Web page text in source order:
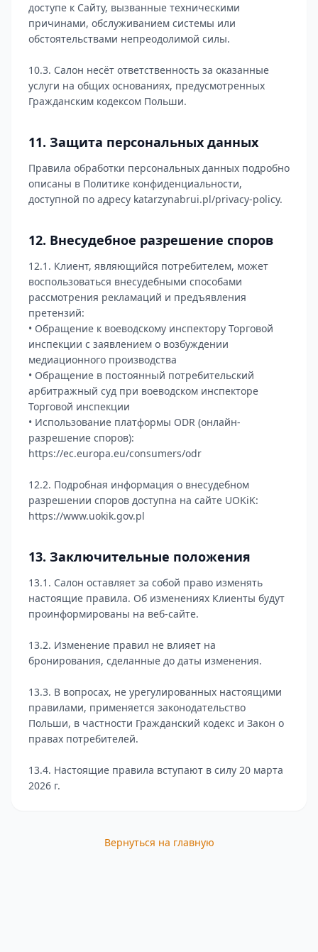
доступе к Сайту, вызванные техническими
причинами, обслуживанием системы или
обстоятельствами непреодолимой силы.
10.3. Салон несёт ответственность за оказанные
услуги на общих основаниях, предусмотренных
Гражданским кодексом Польши.
11. Защита персональных данных
Правила обработки персональных данных подробно
описаны в Политике конфиденциальности,
доступной по адресу katarzynabrui.pl/privacy-policy.
12. Внесудебное разрешение споров
12.1. Клиент, являющийся потребителем, может
воспользоваться внесудебными способами
рассмотрения рекламаций и предъявления
претензий:
• Обращение к воеводскому инспектору Торговой
инспекции с заявлением о возбуждении
медиационного производства
• Обращение в постоянный потребительский
арбитражный суд при воеводском инспекторе
Торговой инспекции
• Использование платформы ODR (онлайн-
разрешение споров):
https://ec.europa.eu/consumers/odr
12.2. Подробная информация о внесудебном
разрешении споров доступна на сайте UOKiK:
https://www.uokik.gov.pl
13. Заключительные положения
13.1. Салон оставляет за собой право изменять
настоящие правила. Об изменениях Клиенты будут
проинформированы на веб-сайте.
13.2. Изменение правил не влияет на
бронирования, сделанные до даты изменения.
13.3. В вопросах, не урегулированных настоящими
правилами, применяется законодательство
Польши, в частности Гражданский кодекс и Закон о
правах потребителей.
13.4. Настоящие правила вступают в силу 20 марта
2026 г.
Вернуться на главную